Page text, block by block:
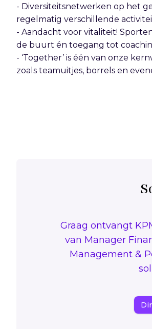
- Diversiteitsnetwerken op het
regelmatig verschillende
- Aandacht voor vitaliteit!
de buurt én toegang tot
- ‘Together’ is één van onze
zoals teamuitjes, borrels en
Graag ontvangt
van Manager
Management &